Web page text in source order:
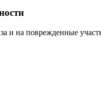
и на поврежденные